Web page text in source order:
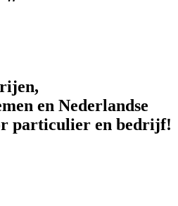
en Nederlandse
particulier en bedrijf!